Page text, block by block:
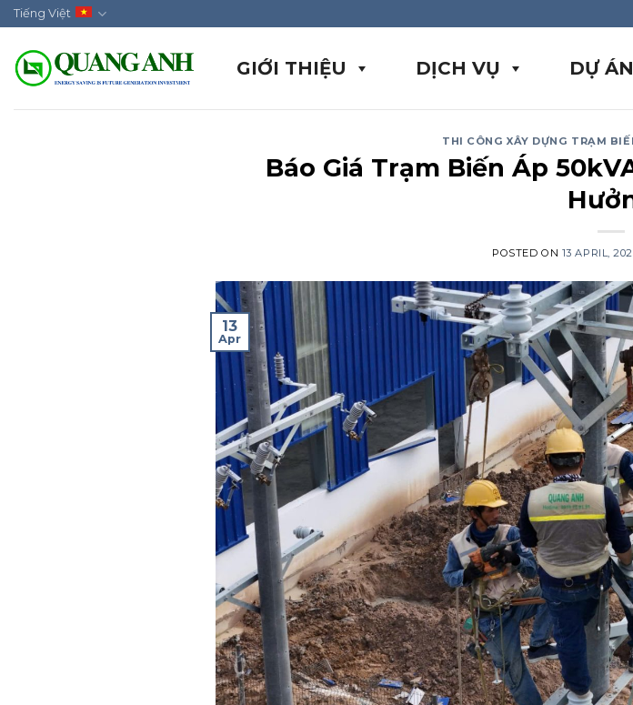
Skip
to
content
Tiếng Việt
GIỚI THIỆU DỊCH VỤ DỰ ÁN
THI CÔNG XÂY DỰNG TRẠM
Báo Giá Trạm Biến Áp
POSTED ON 13 APRIL,
13
Apr